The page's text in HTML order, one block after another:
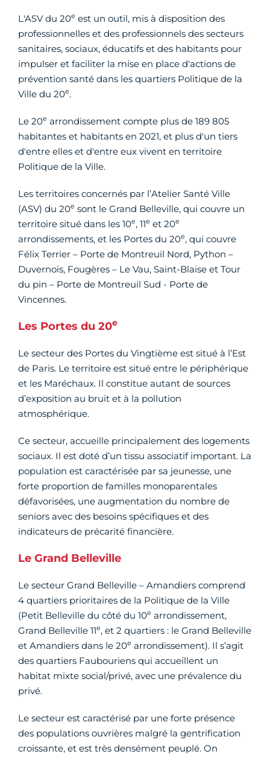
L'ASV du 20e est un outil, mis à disposition des
professionnelles et des professionnels des secteurs
sanitaires, sociaux, éducatifs et des habitants pour
impulser et faciliter la mise en place d'actions de
prévention santé dans les quartiers Politique de la
Ville du 20e.
Le 20e arrondissement compte plus de 189 805
habitantes et habitants en 2021, et plus d'un tiers
d'entre elles et d'entre eux vivent en territoire
Politique de la Ville.
Les territoires concernés par l’Atelier Santé Ville
(ASV) du 20e sont le Grand Belleville, qui couvre un
territoire situé dans les 10e, 11e et 20e
arrondissements, et les Portes du 20e, qui couvre
Félix Terrier – Porte de Montreuil Nord, Python –
Duvernois, Fougères – Le Vau, Saint-Blaise et Tour
du pin – Porte de Montreuil Sud - Porte de
Vincennes.
Les Portes du 20e
Le secteur des Portes du Vingtième est situé à l’Est
de Paris. Le territoire est situé entre le périphérique
et les Maréchaux. Il constitue autant de sources
d’exposition au bruit et à la pollution
atmosphérique.
Ce secteur, accueille principalement des logements
sociaux. Il est doté d’un tissu associatif important. La
population est caractérisée par sa jeunesse, une
forte proportion de familles monoparentales
défavorisées, une augmentation du nombre de
seniors avec des besoins spécifiques et des
indicateurs de précarité financière.
Le Grand Belleville
Le secteur Grand Belleville – Amandiers comprend
4 quartiers prioritaires de la Politique de la Ville
(Petit Belleville du côté du 10e arrondissement,
Grand Belleville 11e, et 2 quartiers : le Grand Belleville
et Amandiers dans le 20e arrondissement). Il s’agit
des quartiers Faubouriens qui accueillent un
habitat mixte social/privé, avec une prévalence du
privé.
Le secteur est caractérisé par une forte présence
des populations ouvrières malgré la gentrification
croissante, et est très densément peuplé. On